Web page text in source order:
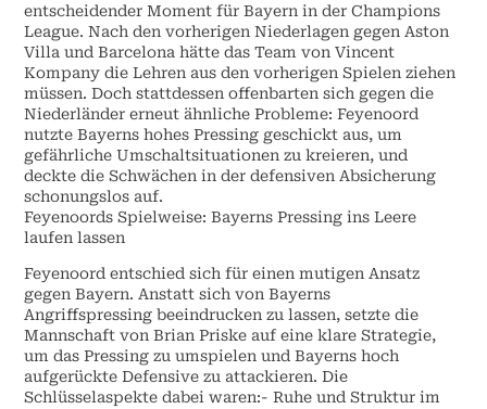
entscheidender Moment für Bayern in der Champions
League. Nach den vorherigen Niederlagen gegen Aston
Villa und Barcelona hätte das Team von Vincent
Kompany die Lehren aus den vorherigen Spielen ziehen
müssen. Doch stattdessen offenbarten sich gegen die
Niederländer erneut ähnliche Probleme: Feyenoord
nutzte Bayerns hohes Pressing geschickt aus, um
gefährliche Umschaltsituationen zu kreieren, und
deckte die Schwächen in der defensiven Absicherung
schonungslos auf.
Feyenoords Spielweise: Bayerns Pressing ins Leere
laufen lassen
Feyenoord entschied sich für einen mutigen Ansatz
gegen Bayern. Anstatt sich von Bayerns
Angriffspressing beeindrucken zu lassen, setzte die
Mannschaft von Brian Priske auf eine klare Strategie,
um das Pressing zu umspielen und Bayerns hoch
aufgerückte Defensive zu attackieren. Die
Schlüsselaspekte dabei waren:- Ruhe und Struktur im